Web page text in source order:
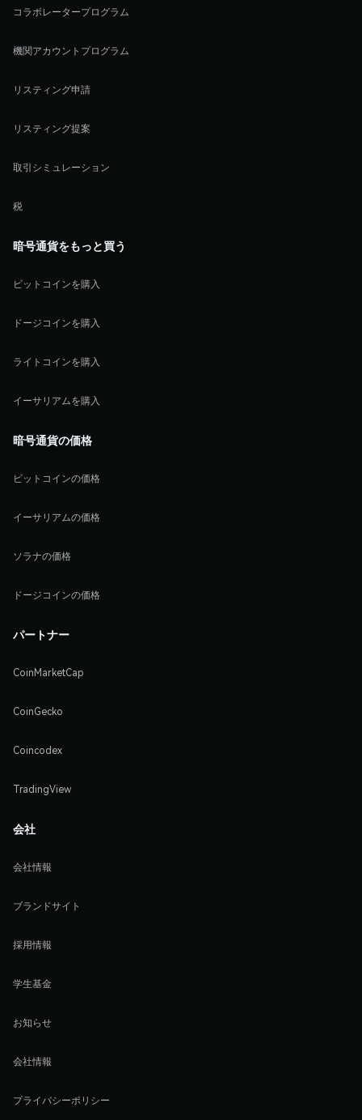
コラボレータープログラム
機関アカウントプログラム
リスティング申請
リスティング提案
取引シミュレーション
税
暗号通貨をもっと買う
ビットコインを購入
ドージコインを購入
ライトコインを購入
イーサリアムを購入
暗号通貨の価格
ビットコインの価格
イーサリアムの価格
ソラナの価格
ドージコインの価格
パートナー
CoinMarketCap
CoinGecko
Coincodex
TradingView
会社
会社情報
ブランドサイト
採用情報
学生基金
お知らせ
会社情報
プライバシーポリシー